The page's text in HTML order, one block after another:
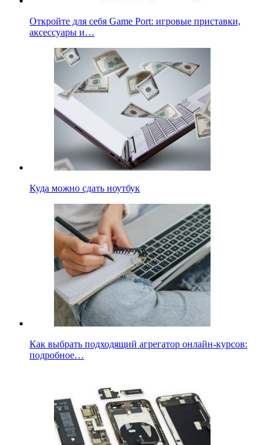
Откройте для себя Game Port: игровые приставки,
аксессуары и…
Куда можно сдать ноутбук
Как выбрать подходящий агрегатор онлайн-курсов:
подробное…